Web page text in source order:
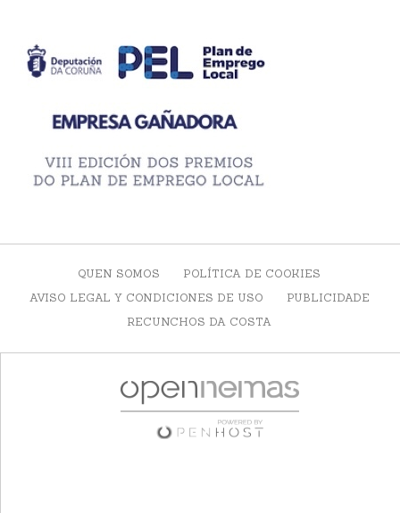
QUEN SOMOS
POLÍTICA DE COOKIES
AVISO LEGAL Y CONDICIONES DE USO
PUBLICIDADE
RECUNCHOS DA COSTA